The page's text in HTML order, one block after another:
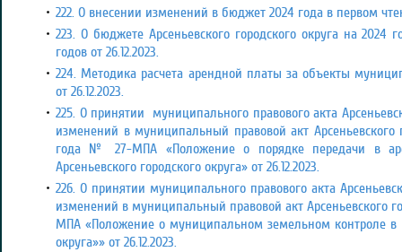
222. О внесении изменений в бюджет 2024 года в первом
223. О бюджете Арсеньевского городского округа на
годов от 26.12.2023.
224. Методика расчета арендной платы за объекты
от 26.12.2023.
225. О принятии муниципального правового акта
изменений в муниципальный правовой акт Арсеньевского
года № 27-МПА «Положение о порядке передачи в
Арсеньевского городского округа» от 26.12.2023.
226. О принятии муниципального правового акта
изменений в муниципальный правовой акт Арсеньевского
МПА «Положение о муниципальном земельном контроле в
округа»» от 26.12.2023.